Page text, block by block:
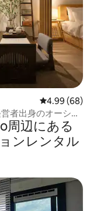
レビュー68件
4.99 (68)
者出身のオーシャ
ゾーン／QRレスト
周⁠辺⁠に⁠あ⁠る
ン⁠レ⁠ン⁠タ⁠ル